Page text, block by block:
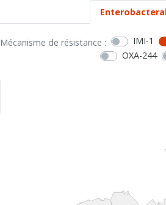
Mécanisme de résistance : IMI-1
OXA-244